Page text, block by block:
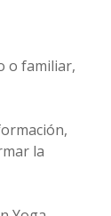
o familiar,
la